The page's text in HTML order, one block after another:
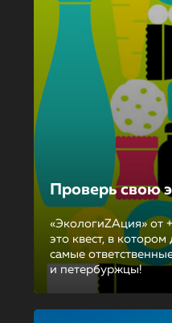
Проверь свою
«ЭкологиZAция»
это квест, в
самые
и петербуржцы!